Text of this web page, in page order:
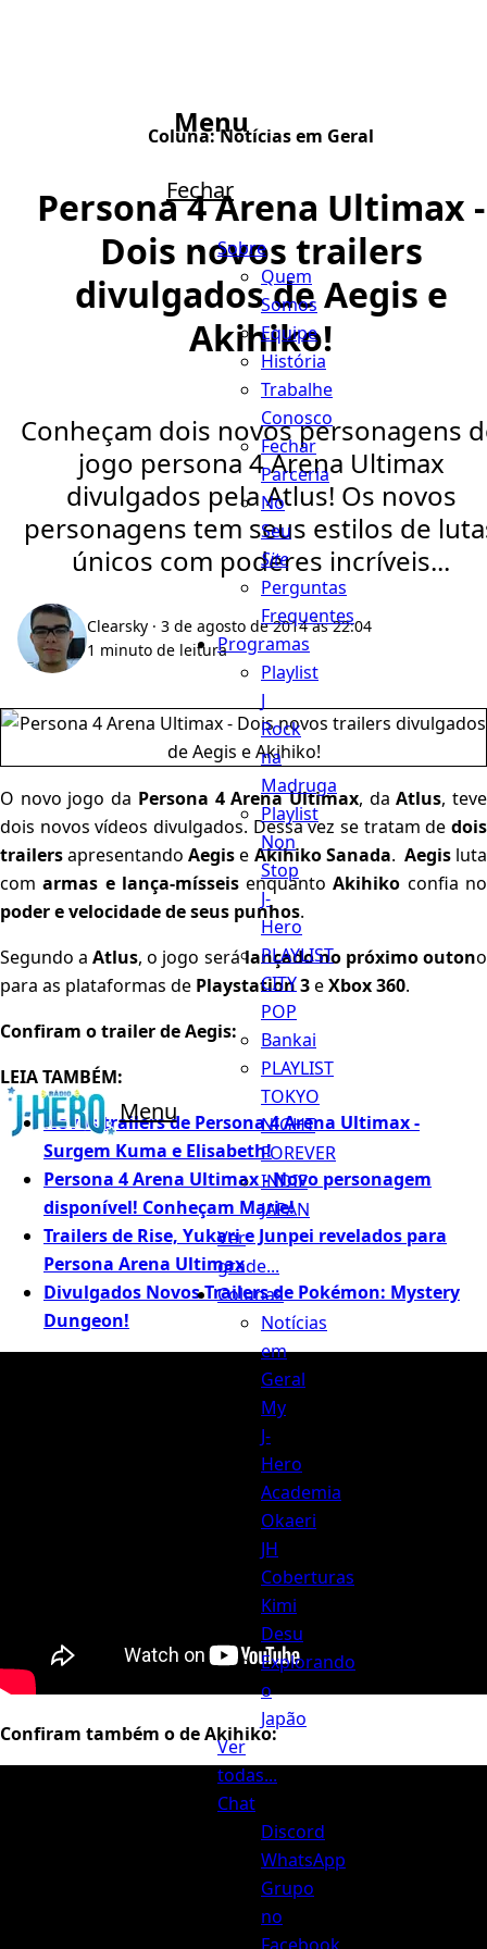
Menu
Menu
Fechar
Sobre
Quem
Somos
Equipe
História
Trabalhe
Conosco
Fechar
Parceria
No
Seu
Site
Perguntas
Frequentes
Programas
Playlist
J
Rock
na
Madruga
Playlist
Non
Stop
J-
Hero
PLAYLIST
CITY
POP
Bankai
PLAYLIST
TOKYO
NIGHT
FOREVER
INDIE
JAPAN
Ver
grade...
Colunas
Notícias
em
Geral
My
J-
Hero
Academia
Okaeri
JH
Coberturas
Kimi
Desu
Explorando
o
Japão
Ver
todas...
Chat
Discord
WhatsApp
Grupo
no
Coluna:Notícias em Geral
Persona 4 Arena Ultimax -
Dois novos trailers
divulgados de Aegis e
Akihiko!
Conheçam dois novos personagens
jogo persona 4 Arena Ultimax
divulgados pela Atlus! Os novos
personagens tem seus estilos de
únicos com poderes incríveis...
Clearsky · 3 de agosto de 2014 às 22:04
1 minuto de leitura
O novo jogo da Persona 4 Arena Ultimax, daAtlus, teve
dois novos vídeos divulgados. Dessa vez se tratam de dois
trailersapresentandoAegise Akihiko Sanada. Aegisluta
comarmas e lança-mísseisenquantoAkihiko confia no
poder e velocidade de seus punhos.
Segundo aAtlus, o jogo serálançado no próximo outono
para as plataformas de Playstation 3eXbox 360.
Confiram o trailer de Aegis:
LEIA TAMBÉM:
Novos trailers de Persona 4 Arena Ultimax -
Surgem Kuma e Elisabeth!
Persona 4 Arena Ultimax - Novo personagem
disponível! Conheçam Marie!
Trailers de Rise, Yukari e Junpei revelados para
Persona Arena Ultimax
Divulgados Novos Trailers de Pokémon: Mystery
Dungeon!
Confiram também o de Akihiko: